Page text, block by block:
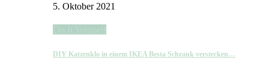
5. Oktober 2021
DIY Katzenklo in einem IKEA Besta Schrank verstecken…